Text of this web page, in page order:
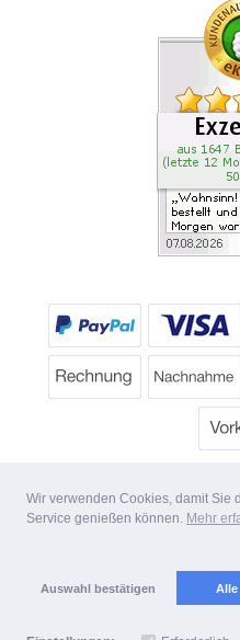
Wir verwenden Cookies, damit Sie
Service genießen können. Mehr
Auswahl bestätigen Alle
Alle
Copyright
Mobile